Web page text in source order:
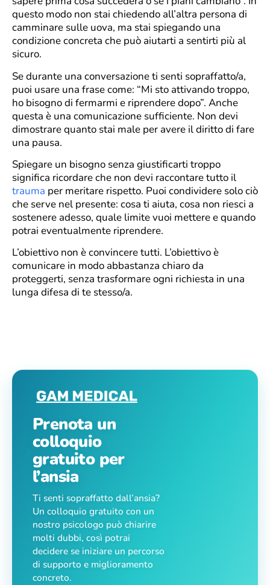
questo modo non stai chiedendo all’altra persona di
camminare sulle uova, ma stai spiegando una
condizione concreta che può aiutarti a sentirti più al
sicuro.
Se durante una conversazione ti senti sopraffatto/a,
puoi usare una frase come: “Mi sto attivando troppo,
ho bisogno di fermarmi e riprendere dopo”. Anche
questa è una comunicazione sufficiente. Non devi
dimostrare quanto stai male per avere il diritto di fare
una pausa.
Spiegare un bisogno senza giustificarti troppo
significa ricordare che non devi raccontare tutto il
trauma per meritare rispetto. Puoi condividere solo ciò
che serve nel presente: cosa ti aiuta, cosa non riesci a
sostenere adesso, quale limite vuoi mettere e quando
potrai eventualmente riprendere.
L’obiettivo non è convincere tutti. L’obiettivo è
comunicare in modo abbastanza chiaro da
proteggerti, senza trasformare ogni richiesta in una
lunga difesa di te stesso/a.
Prenota un
colloquio
gratuito per
l’ansia
Ti senti sopraffatto dall’ansia?
Un colloquio gratuito con un
nostro psicologo può chiarire
molti dubbi, così potrai
decidere se iniziare un percorso
di supporto e miglioramento
concreto.